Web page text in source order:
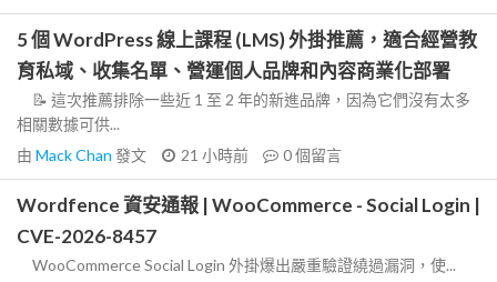
5 個 WordPress 線上課程 (LMS) 外掛推薦，適合經營教
育私域、收集名單、營運個人品牌和內容商業化部署
📝 這次推薦排除一些近 1 至 2 年的新進品牌，因為它們沒有太多
相關數據可供...
由 Mack Chan 發文 21 小時前 0個留言
Wordfence 資安通報 | WooCommerce - Social Login |
CVE-2026-8457
WooCommerce Social Login 外掛爆出嚴重驗證繞過漏洞，使...